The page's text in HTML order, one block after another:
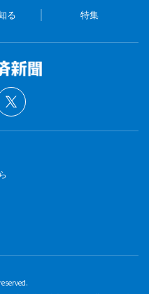
る 特集